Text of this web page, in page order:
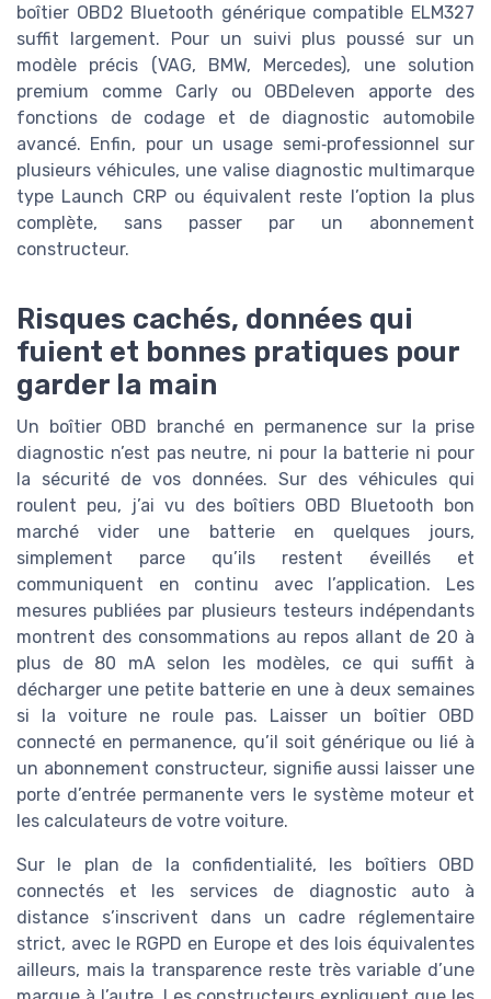
boîtier OBD2 Bluetooth générique compatible ELM327
suffit largement. Pour un suivi plus poussé sur un
modèle précis (VAG, BMW, Mercedes), une solution
premium comme Carly ou OBDeleven apporte des
fonctions de codage et de diagnostic automobile
avancé. Enfin, pour un usage semi‑professionnel sur
plusieurs véhicules, une valise diagnostic multimarque
type Launch CRP ou équivalent reste l’option la plus
complète, sans passer par un abonnement
constructeur.
Risques cachés, données qui
fuient et bonnes pratiques pour
garder la main
Un boîtier OBD branché en permanence sur la prise
diagnostic n’est pas neutre, ni pour la batterie ni pour
la sécurité de vos données. Sur des véhicules qui
roulent peu, j’ai vu des boîtiers OBD Bluetooth bon
marché vider une batterie en quelques jours,
simplement parce qu’ils restent éveillés et
communiquent en continu avec l’application. Les
mesures publiées par plusieurs testeurs indépendants
montrent des consommations au repos allant de 20 à
plus de 80 mA selon les modèles, ce qui suffit à
décharger une petite batterie en une à deux semaines
si la voiture ne roule pas. Laisser un boîtier OBD
connecté en permanence, qu’il soit générique ou lié à
un abonnement constructeur, signifie aussi laisser une
porte d’entrée permanente vers le système moteur et
les calculateurs de votre voiture.
Sur le plan de la confidentialité, les boîtiers OBD
connectés et les services de diagnostic auto à
distance s’inscrivent dans un cadre réglementaire
strict, avec le RGPD en Europe et des lois équivalentes
ailleurs, mais la transparence reste très variable d’une